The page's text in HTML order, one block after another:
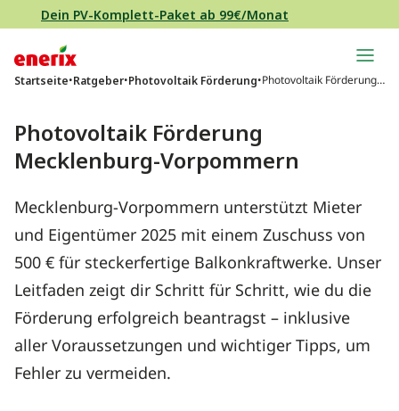
Direkt zum Inhalt wechseln
Dein PV-Komplett-Paket ab 99€/Monat
Hauptnavigation
Startseite•Ratgeber•Photovoltaik Förderung•Photovoltaik Förderung
Photovoltaik Förderung
Mecklenburg-Vorpommern
Mecklenburg-Vorpommern unterstützt Mieter
und Eigentümer 2025 mit einem Zuschuss von
500 € für steckerfertige Balkonkraftwerke. Unser
Leitfaden zeigt dir Schritt für Schritt, wie du die
Förderung erfolgreich beantragst – inklusive
aller Voraussetzungen und wichtiger Tipps, um
Fehler zu vermeiden.